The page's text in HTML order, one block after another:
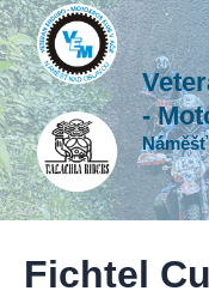
Přeskočit
na
obsah
-
Fichtel
Post
navigation
H
l
e
d
a
t